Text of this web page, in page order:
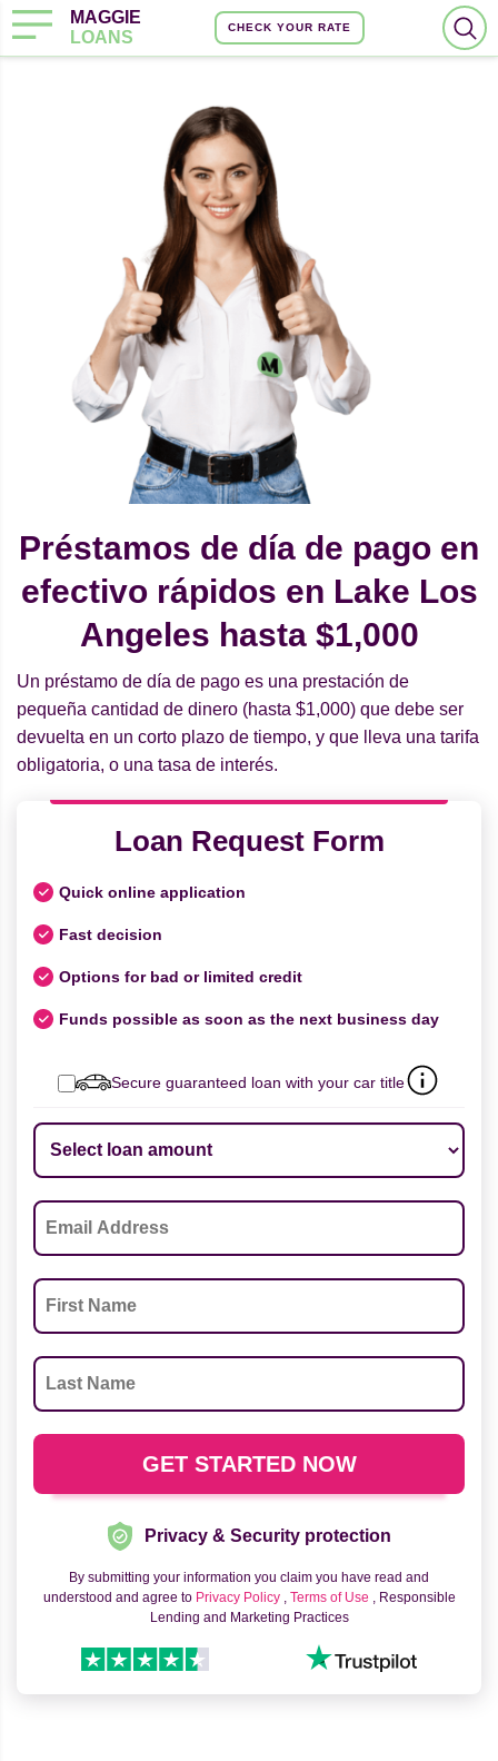
MAGGIE
LOANS
CHECK YOUR RATE
Préstamos de día de pago en
efectivo rápidos en Lake Los
Angeles hasta $1,000
Un préstamo de día de pago es una prestación de
pequeña cantidad de dinero (hasta $1,000) que debe ser
devuelta en un corto plazo de tiempo, y que lleva una tarifa
obligatoria, o una tasa de interés.
Loan Request Form
Quick online application
Fast decision
Options for bad or limited credit
Funds possible as soon as the next business day
Secure guaranteed loan with your car title
Privacy & Security protection
By submitting your information you claim you have read and
understood and agree to Privacy Policy , Terms of Use , Responsible
Lending and Marketing Practices